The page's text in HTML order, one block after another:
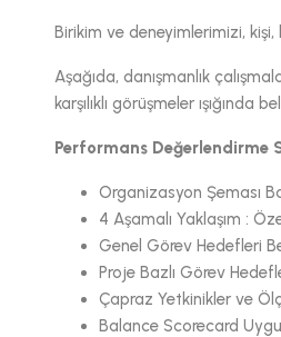
Birikim ve deneyimlerimizi,
Aşağıda, danışmanlık
karşılıklı görüşmeler ışığında
Performans Değerlendirme
Organizasyon Şeması
4 Aşamalı Yaklaşım :
Genel Görev Hedefleri
Proje Bazlı Görev
Çapraz Yetkinikler ve
Balance Scorecard